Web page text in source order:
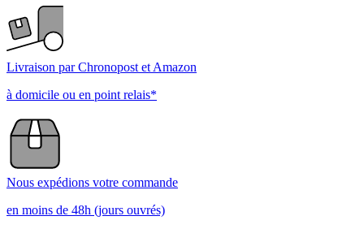
Livraison par Chronopost et Amazon
à domicile ou en point relais*
Nous expédions votre commande
en moins de 48h (jours ouvrés)